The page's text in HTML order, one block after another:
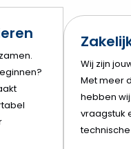
Wij zijn
Met meer
hebben
vraagstuk